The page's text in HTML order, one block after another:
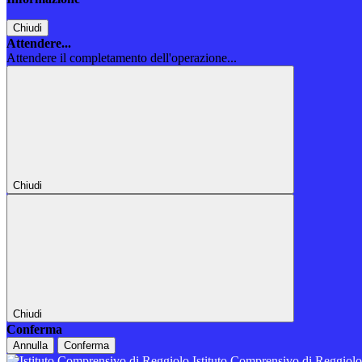
Chiudi
Attendere...
Attendere il completamento dell'operazione...
Chiudi
Chiudi
Conferma
Annulla Conferma